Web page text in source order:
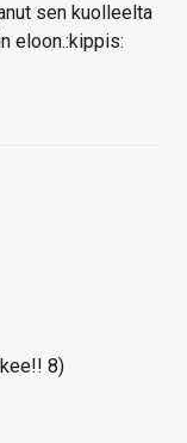
sen kuolleelta
eloon.:kippis:
8)